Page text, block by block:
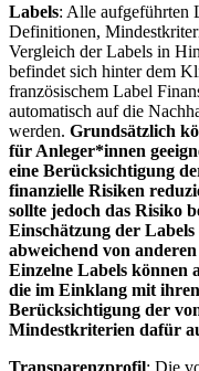
Labels: Alle aufgeführten
Definitionen,
Vergleich der Labels in
befindet sich hinter dem
französischem Label
automatisch auf die
werden. Grundsätzlich
für Anleger*innen
eine Berücksichtigung
finanzielle Risiken
sollte jedoch das Risiko
Einschätzung der
abweichend von
Einzelne Labels können
die im Einklang mit
Berücksichtigung der
Mindestkriterien dafür
Transparenzprofil: Die